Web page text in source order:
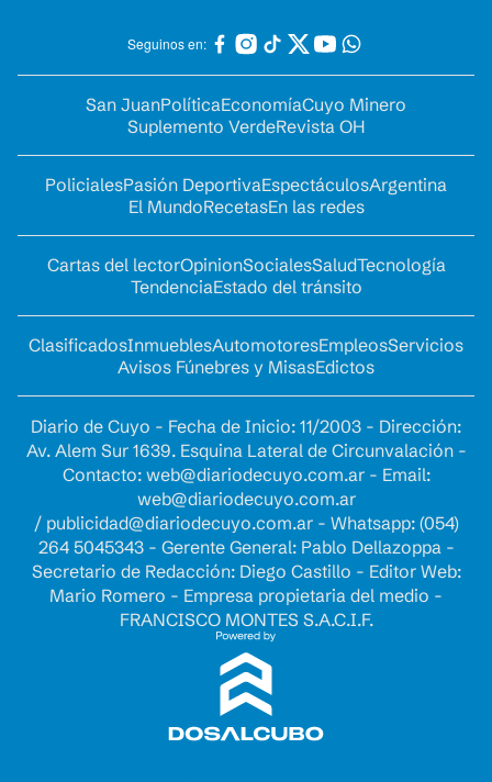
Seguinos en:
San JuanPolíticaEconomíaCuyo Minero
Suplemento VerdeRevista OH
PolicialesPasión DeportivaEspectáculosArgentina
El MundoRecetasEn las redes
Cartas del lectorOpinionSocialesSaludTecnología
TendenciaEstado del tránsito
ClasificadosInmueblesAutomotoresEmpleosServicios
Avisos Fúnebres y MisasEdictos
Diario de Cuyo - Fecha de Inicio: 11/2003 - Dirección:
Av. Alem Sur 1639. Esquina Lateral de Circunvalación -
Contacto: web@diariodecuyo.com.ar- Email:
web@diariodecuyo.com.ar
/ publicidad@diariodecuyo.com.ar- Whatsapp: (054)
264 5045343 - Gerente General: Pablo Dellazoppa -
Secretario de Redacción: Diego Castillo - Editor Web:
Mario Romero - Empresa propietaria del medio -
FRANCISCO MONTES S.A.C.I.F.